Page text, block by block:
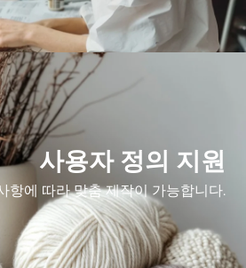
사용자 정의 지원
항에 따라 맞춤 제작이 가능합니다.